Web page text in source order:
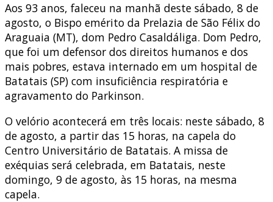
Aos 93 anos, faleceu na manhã deste sábado, 8 de
agosto, o Bispo emérito da Prelazia de São Félix do
Araguaia (MT), dom Pedro Casaldáliga. Dom Pedro,
que foi um defensor dos direitos humanos e dos
mais pobres, estava internado em um hospital de
Batatais (SP) com insuficiência respiratória e
agravamento do Parkinson.
O velório acontecerá em três locais: neste sábado, 8
de agosto, a partir das 15 horas, na capela do
Centro Universitário de Batatais. A missa de
exéquias será celebrada, em Batatais, neste
domingo, 9 de agosto, às 15 horas, na mesma
capela.